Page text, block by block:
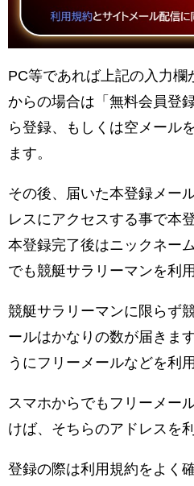
PC等であれば上記の入力
からの場合は「無料会員登
ら登録、もしくは空メール
ます。
その後、届いた本登録メー
レスにアクセスする事で本
本登録完了後はニックネー
でも競艇サラリーマンを利
競艇サラリーマンに限らず
ールはかなりの数が届きま
うにフリーメールなどを利
スマホからでもフリーメー
けば、そちらのアドレスを
登録の際は利用規約をよく